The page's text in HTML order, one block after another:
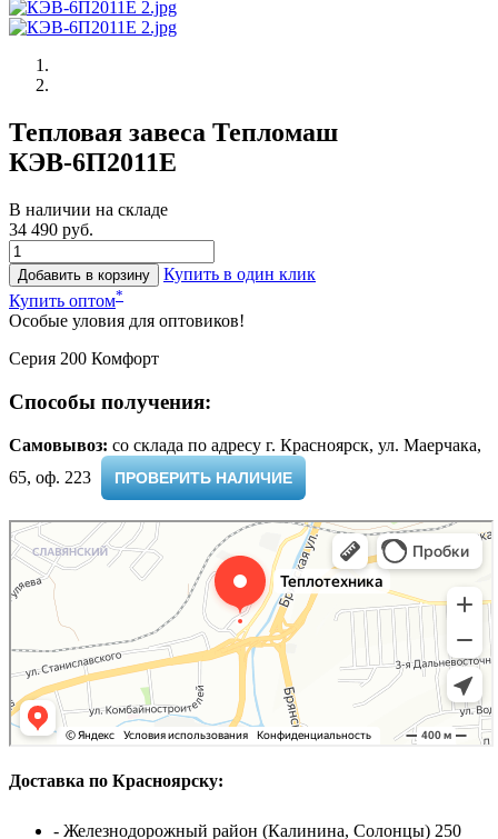
Тепловая завеса Тепломаш
КЭВ-6П2011Е
В наличии на складе
34 490 руб.
Добавить в корзину
Купить в один клик
Купить оптом*
Особые уловия для оптовиков!
Серия 200 Комфорт
Способы получения:
Самовывоз: cо склада по адресу г. Красноярск, ул. Маерчака,
65, оф. 223 ​
ПРОВЕРИТЬ НАЛИЧИЕ
Доставка по Красноярску:
- Железнодорожный район (Калинина, Солонцы) 250